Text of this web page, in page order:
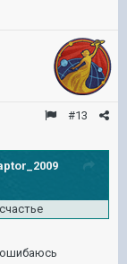
#13
ошибаюсь